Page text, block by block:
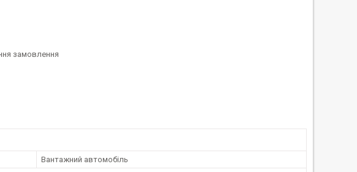
замовлення
Вантажний автомобіль